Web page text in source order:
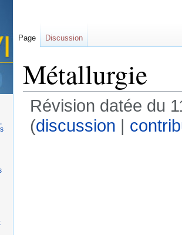
Métallurgie
Révision datée du
(discussion |
Page Discussion